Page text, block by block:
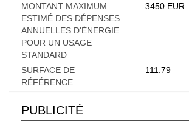
MONTANT MAXIMUM
ESTIMÉ DES DÉPENSES
ANNUELLES D'ÉNERGIE
POUR UN USAGE
STANDARD
3450 EUR
SURFACE DE
RÉFÉRENCE
111.79
PUBLICITÉ